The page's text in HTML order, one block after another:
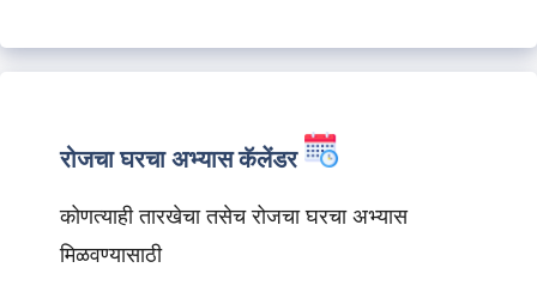
रोजचा घरचा अभ्यास कॅलेंडर
कोणत्याही तारखेचा तसेच रोजचा घरचा अभ्यास
मिळवण्यासाठी